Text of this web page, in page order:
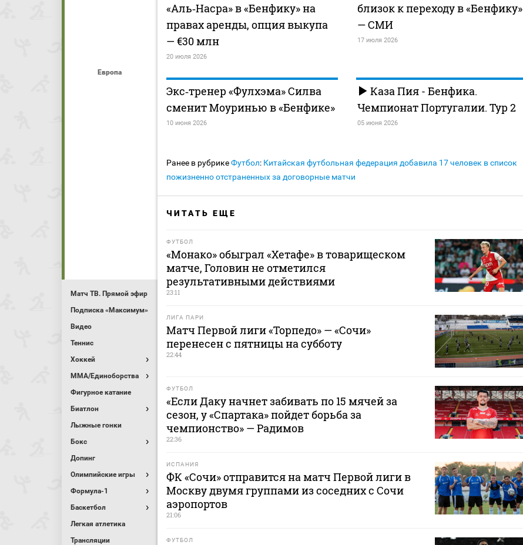
Европа
Матч ТВ. Прямой эфир
Подписка «Максимум»
Видео
Теннис
Хоккей
MMA/Единоборства
Фигурное катание
Биатлон
Лыжные гонки
Бокс
Допинг
Олимпийские игры
Формула-1
Баскетбол
Легкая атлетика
Трансляции
«Аль‑Насра» в «Бенфику» на
правах аренды, опция выкупа
— €30 млн
20 июля 2026
близок к переходу в «Бенфику»
— СМИ
17 июля 2026
Экс‑тренер «Фулхэма» Силва
сменит Моуринью в «Бенфике»
10 июня 2026
Каза Пия - Бенфика.
Чемпионат Португалии. Тур 2
05 июня 2026
Ранее в рубрикеФутбол: Китайская футбольная федерация добавила 17 человек в список
пожизненно отстраненных за договорные матчи
ЧИТАТЬ ЕЩЕ
ФУТБОЛ
«Монако» обыграл «Хетафе» в товарищеском
матче, Головин не отметился
результативными действиями
23:11
ЛИГА ПАРИ
Матч Первой лиги «Торпедо» — «Сочи»
перенесен с пятницы на субботу
22:44
ФУТБОЛ
«Если Даку начнет забивать по 15 мячей за
сезон, у «Спартака» пойдет борьба за
чемпионство» — Радимов
22:36
ИСПАНИЯ
ФК «Сочи» отправится на матч Первой лиги в
Москву двумя группами из соседних с Сочи
аэропортов
21:06
ФУТБОЛ